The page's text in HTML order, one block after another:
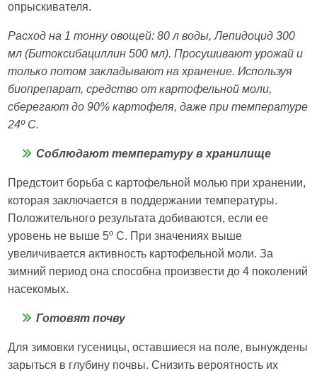
опрыскивателя.
Расход на 1 тонну овощей: 80 л воды, Лепидоцид 300
мл (Битоксибациллин 500 мл). Просушивают урожай и
только потом закладывают на хранение. Используя
биопрепарат, средство от картофельной моли,
сберегают до 90% картофеля, даже при температуре
24º C.
Соблюдают температуру в хранилище
Предстоит борьба с картофельной молью при хранении,
которая заключается в поддержании температуры.
Положительного результата добиваются, если ее
уровень не выше 5º C. При значениях выше
увеличивается активность картофельной моли. За
зимний период она способна произвести до 4 поколений
насекомых.
Готовят почву
Для зимовки гусеницы, оставшиеся на поле, вынуждены
зарыться в глубину почвы. Снизить вероятность их